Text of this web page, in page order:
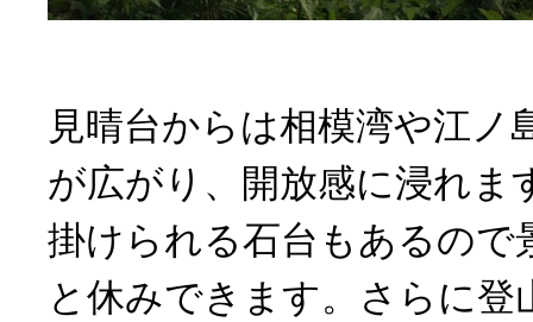
見晴台からは相模湾や江ノ
が広がり、開放感に浸れま
掛けられる石台もあるので
と休みできます。さらに登